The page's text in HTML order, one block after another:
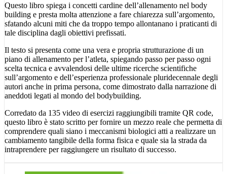
Questo libro spiega i concetti cardine dell’allenamento nel body
building e presta molta attenzione a fare chiarezza sull’argomento,
sfatando alcuni miti che da troppo tempo allontanano i praticanti di
tale disciplina dagli obiettivi prefissati.
Il testo si presenta come una vera e propria strutturazione di un
piano di allenamento per l’atleta, spiegando passo per passo ogni
scelta tecnica e avvalendosi delle ultime ricerche scientifiche
sull’argomento e dell’esperienza professionale pluridecennale degli
autori anche in prima persona, come dimostrato dalla narrazione di
aneddoti legati al mondo del bodybuilding.
Corredato da 135 video di esercizi raggiungibili tramite QR code,
questo libro è stato scritto per fornire un mezzo reale che permetta di
comprendere quali siano i meccanismi biologici atti a realizzare un
cambiamento tangibile della forma fisica e quale sia la strada da
intraprendere per raggiungere un risultato di successo.